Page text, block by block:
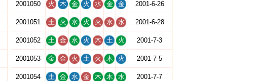
2001050 火 木 金 火 水 金 金 2001-6-26
2001051 土 火 水 火 火 水 水 2001-6-28
2001052 土 金 水 火 木 土 火 2001-7-3
2001053 金 金 火 土 火 木 火 2001-7-5
2001054 土 金 水 金 木 木 水 2001-7-7